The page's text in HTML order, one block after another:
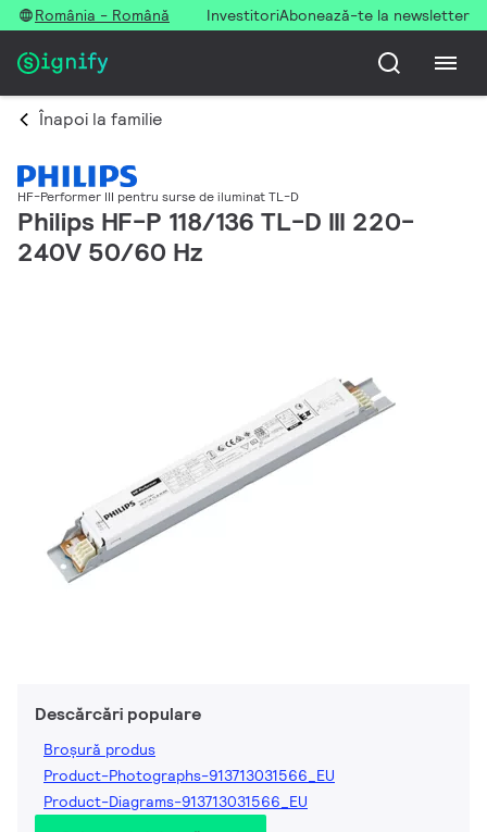
România - Română InvestitoriAbonează-te la newsletter
Înapoi la familie
HF-Performer III pentru surse de iluminat TL-D
Philips HF-P 118/136 TL-D III 220-
240V 50/60 Hz
Descărcări populare
Broșură produs
Product-Photographs-913713031566_EU
Product-Diagrams-913713031566_EU